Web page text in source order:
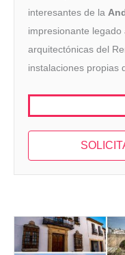
interesantes de la
impresionante
arquitectónicas del
instalaciones propias